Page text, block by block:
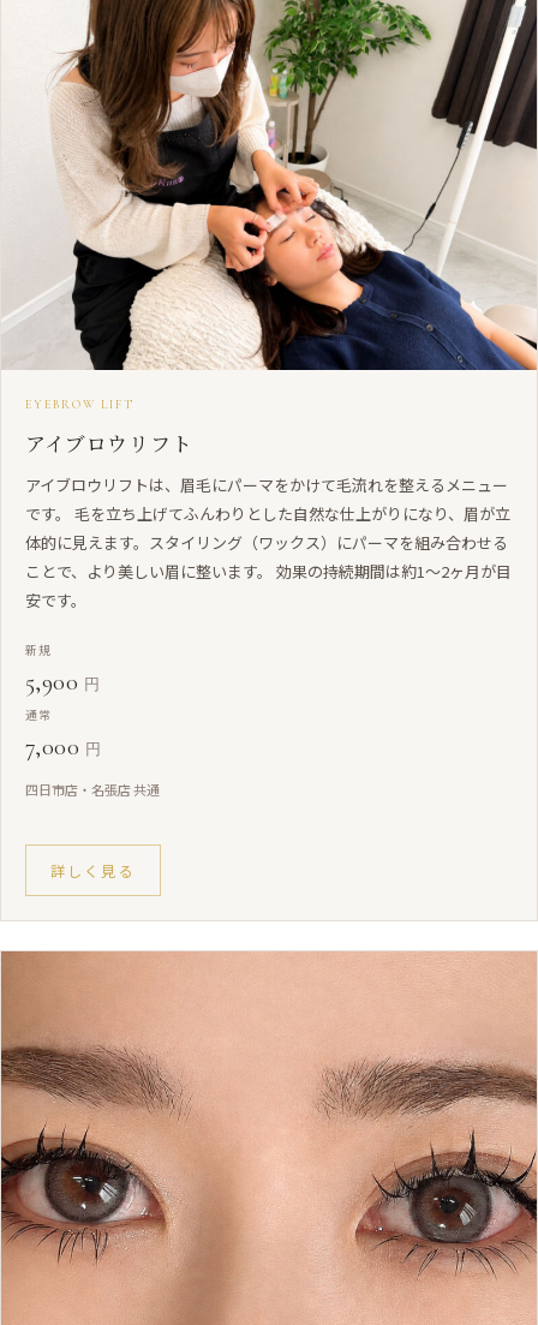
EYEBROW LIFT
アイブロウリフト
アイブロウリフトは、眉毛にパーマをかけて毛流れを整えるメニュー
です。 毛を立ち上げてふんわりとした自然な仕上がりになり、眉が立
体的に見えます。スタイリング（ワックス）にパーマを組み合わせる
ことで、より美しい眉に整います。 効果の持続期間は約1〜2ヶ月が目
安です。
新規
5,900 円
通常
7,000 円
四日市店・名張店 共通
詳しく見る